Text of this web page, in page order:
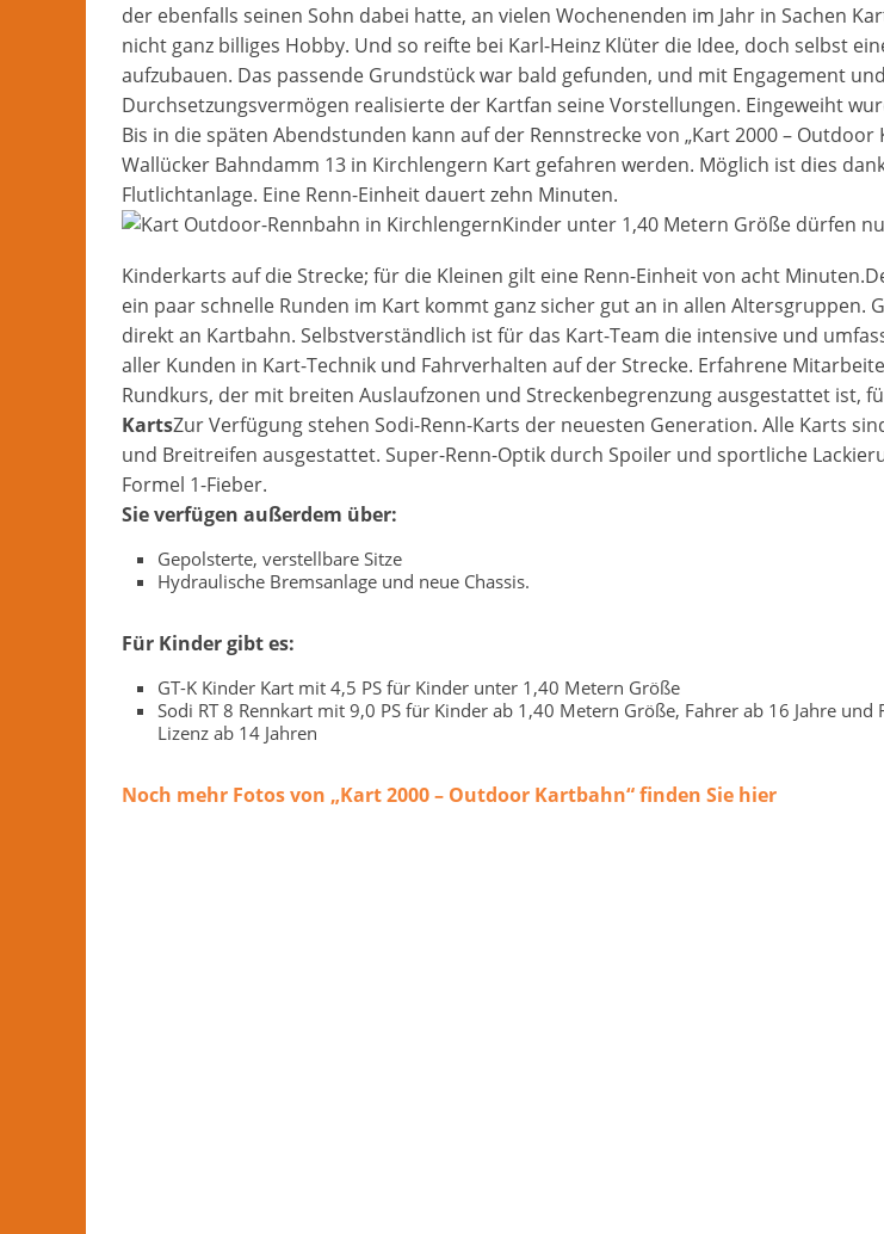
der ebenfalls seinen Sohn dabei hatte, an vielen Wochenenden im Jahr in Sachen
nicht ganz billiges Hobby. Und so reifte bei Karl-Heinz Klüter die Idee, doch selbst
aufzubauen. Das passende Grundstück war bald gefunden, und mit Engagement und
Durchsetzungsvermögen realisierte der Kartfan seine Vorstellungen. Eingeweiht
Bis in die späten Abendstunden kann auf der Rennstrecke von „Kart 2000 – Outdoor
Wallücker Bahndamm 13 in Kirchlengern Kart gefahren werden. Möglich ist dies
Flutlichtanlage. Eine Renn-Einheit dauert zehn Minuten.
Kinder unter 1,40 Metern Größe dürfen
Kinderkarts auf die Strecke; für die Kleinen gilt eine Renn-Einheit von acht
ein paar schnelle Runden im Kart kommt ganz sicher gut an in allen Altersgruppen.
direkt an Kartbahn. Selbstverständlich ist für das Kart-Team die intensive und
aller Kunden in Kart-Technik und Fahrverhalten auf der Strecke. Erfahrene
Rundkurs, der mit breiten Auslaufzonen und Streckenbegrenzung ausgestattet ist,
KartsZur Verfügung stehen Sodi-Renn-Karts der neuesten Generation. Alle Karts
und Breitreifen ausgestattet. Super-Renn-Optik durch Spoiler und sportliche
Formel 1-Fieber.
Sie verfügen außerdem über:
Gepolsterte, verstellbare Sitze
Hydraulische Bremsanlage und neue Chassis.
Für Kinder gibt es:
GT-K Kinder Kart mit 4,5 PS für Kinder unter 1,40 Metern Größe
Sodi RT 8 Rennkart mit 9,0 PS für Kinder ab 1,40 Metern Größe, Fahrer ab 16 Jahre und
Lizenz ab 14 Jahren
Noch mehr Fotos von „Kart 2000 – Outdoor Kartbahn“ finden Sie hier